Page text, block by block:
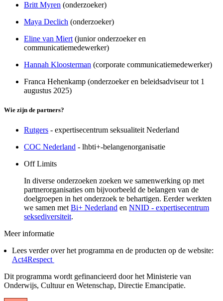
Britt Myren (onderzoeker)
Maya Declich (onderzoeker)
Eline van Miert (junior onderzoeker en
communicatiemedewerker)
Hannah Kloosterman (corporate communicatiemedewerker)
Franca Hehenkamp (onderzoeker en beleidsadviseur tot 1
augustus 2025)
Wie zijn de partners?
Rutgers - expertisecentrum seksualiteit Nederland
COC Nederland - lhbti+-belangenorganisatie
Off Limits
In diverse onderzoeken zoeken we samenwerking op met
partnerorganisaties om bijvoorbeeld de belangen van de
doelgroepen in het onderzoek te behartigen. Eerder werkten
we samen met Bi+ Nederland en NNID - expertisecentrum
seksediversiteit.
Meer informatie
Lees verder over het programma en de producten op de website:
Act4Respect
Dit programma wordt gefinancieerd door het Ministerie van
Onderwijs, Cultuur en Wetenschap, Directie Emancipatie.